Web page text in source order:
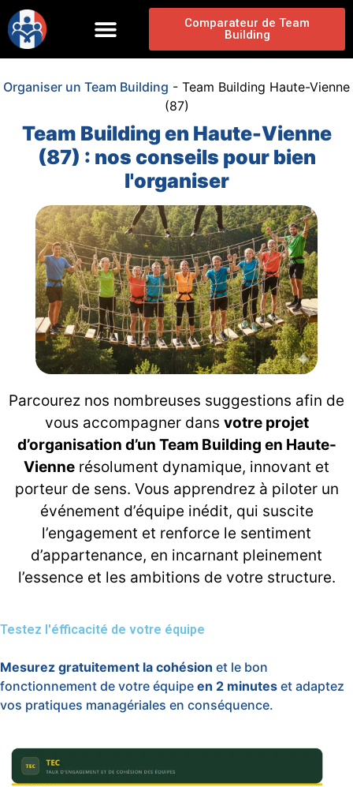
Comparateur de Team
Building
Organiser un Team Building - Team Building Haute-Vienne
(87)
Team Building en Haute-Vienne
(87) : nos conseils pour bien
l'organiser
Parcourez nos nombreuses suggestions afin de
vous accompagner dans votre projet
d’organisation d’un Team Building en Haute-
Vienne résolument dynamique, innovant et
porteur de sens. Vous apprendrez à piloter un
événement d’équipe inédit, qui suscite
l’engagement et renforce le sentiment
d’appartenance, en incarnant pleinement
l’essence et les ambitions de votre structure.
Testez l'éfficacité de votre équipe
Mesurez gratuitement la cohésion et le bon
fonctionnement de votre équipe en 2 minutes et adaptez
vos pratiques managériales en conséquence.